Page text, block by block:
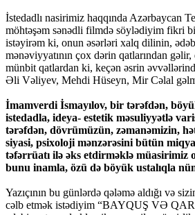
İstedadlı nasirimiz haqqında Azərbaycan
möhtəşəm sənədli filmdə söylədiyim fikri
istəyirəm ki, onun əsərləri xalq dilinin,
mənəviyyatının çox dərin qatlarından
münbit qatlardan ki, keçən əsrin
Əli Vəliyev, Mehdi Hüseyn, Mir Cəlal
İmamverdi İsmayılov, bir tərəfdən,
istedadla, ideya- estetik məsuliyyətlə
tərəfdən, dövrümüzün, zəmanəmizin,
siyasi, psixoloji mənzərəsini bütün
təfərrüatı ilə əks etdirməklə müasirimiz
bunu inamla, özü də böyük ustalıqla
Yazıçının bu günlərdə qələmə aldığı və
cəlb etmək istədiyim “BAYQUŞ VƏ